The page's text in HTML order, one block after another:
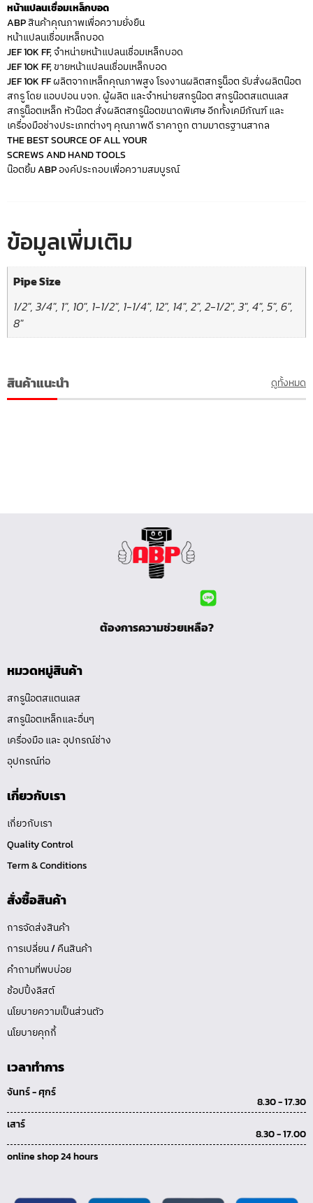
หน้าแปลนเชื่อมเหล็กบอด
ABP สินค้าคุณภาพเพื่อความยั่งยืน
หน้าแปลนเชื่อมเหล็กบอด
JEF 10K FF, จำหน่ายหน้าแปลนเชื่อมเหล็กบอด
JEF 10K FF, ขายหน้าแปลนเชื่อมเหล็กบอด
JEF 10K FF ผลิตจากเหล็กคุณภาพสูง โรงงานผลิตสกรูน็อต รับสั่งผลิตน๊อต
สกรู โดย แอบปอน บจก. ผู้ผลิต และจำหน่ายสกรูน๊อต สกรูน๊อตสแตนเลส
สกรูน็อตเหล็ก หัวน๊อต สั่งผลิตสกรูน๊อตขนาดพิเศษ อีกทั้งเคมีภัณฑ์ และ
เครื่องมือช่างประเภทต่างๆ คุณภาพดี ราคาถูก ตามมาตรฐานสากล
THE BEST SOURCE OF ALL YOUR
SCREWS AND HAND TOOLS
น๊อตยิ้ม ABP องค์ประกอบเพื่อความสมบูรณ์
ข้อมูลเพิ่มเติม
Pipe Size
1/2", 3/4", 1", 10", 1-1/2", 1-1/4", 12", 14", 2", 2-1/2", 3", 4", 5", 6",
8"
สินค้าแนะนำ ดูทั้งหมด
ต้องการความช่วยเหลือ?
หมวดหมู่สินค้า
สกรูน๊อตสแตนเลส
สกรูน๊อตเหล็กและอื่นๆ
เครื่องมือ และ อุปกรณ์ช่าง
อุปกรณ์ท่อ
เกี่ยวกับเรา
เกี่ยวกับเรา
Quality Control
Term & Conditions
สั่งซื้อสินค้า
การจัดส่งสินค้า
การเปลี่ยน / คืนสินค้า
คำถามที่พบบ่อย
ช้อปปิ้งลิสต์
นโยบายความเป็นส่วนตัว
นโยบายคุกกี้
เวลาทำการ
จันทร์ - ศุกร์
8.30 - 17.30
เสาร์
8.30 - 17.00
online shop 24 hours